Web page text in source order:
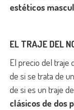
estéticos
EL TRAJE DEL
El precio del traje
de si se trata de
de si es un traje
clásicos de dos